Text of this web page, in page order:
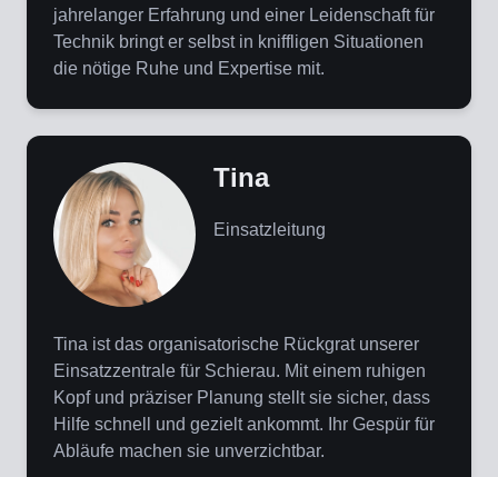
jahrelanger Erfahrung und einer Leidenschaft für
Technik bringt er selbst in kniffligen Situationen
die nötige Ruhe und Expertise mit.
Tina
Einsatzleitung
Tina ist das organisatorische Rückgrat unserer
Einsatzzentrale für Schierau. Mit einem ruhigen
Kopf und präziser Planung stellt sie sicher, dass
Hilfe schnell und gezielt ankommt. Ihr Gespür für
Abläufe machen sie unverzichtbar.